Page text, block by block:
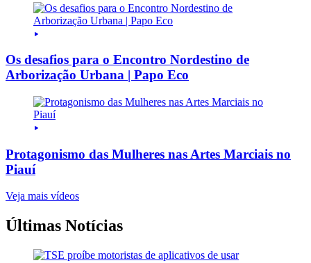
Os desafios para o Encontro Nordestino de
Arborização Urbana | Papo Eco
Protagonismo das Mulheres nas Artes Marciais no
Piauí
Veja mais vídeos
Últimas Notícias